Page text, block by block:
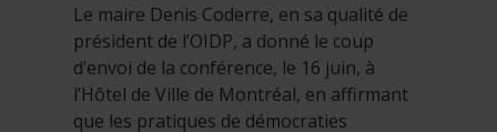
Le maire Denis Coderre, en sa qualité de
président de l’OIDP, a donné le coup
d’envoi de la conférence, le 16 juin, à
l’Hôtel de Ville de Montréal, en affirmant
que les pratiques de démocraties